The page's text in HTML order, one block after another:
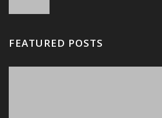
FEATURED POSTS